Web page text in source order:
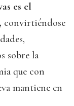
es el
convirtiéndose
sobre la
que con
mantiene en